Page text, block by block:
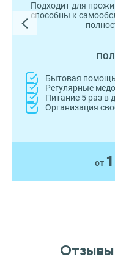
Подходит для
способны к
Бытовая помощь
Регулярные
Питание 5 раз в
Организация
от